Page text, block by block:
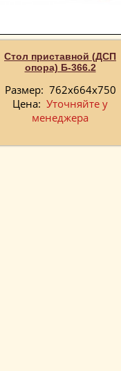
Стол приставной (ДСП
опора) Б-366.2
Размер: 762х664х750
Цена: Уточняйте у
менеджера